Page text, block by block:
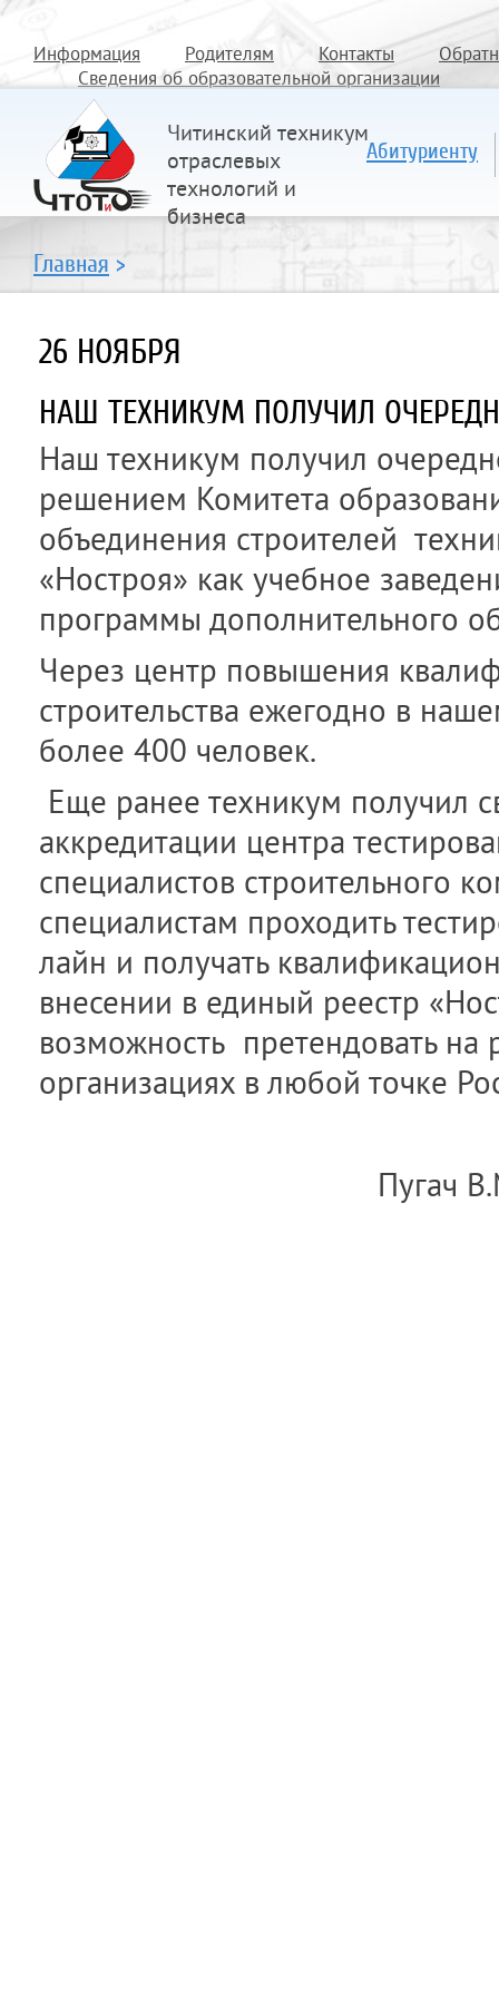
Информация Родителям Контакты
Сведения об образовательной организации
Читинский техникум
отраслевых
технологий и
бизнеса
Абитуриенту
Главная >
26 НОЯБРЯ
НАШ ТЕХНИКУМ ПОЛУЧИЛ
Наш техникум получил
решением Комитета
объединения строителей
«Ностроя» как учебное
программы дополнительного
Через центр повышения
строительства ежегодно в
более 400 человек.
Еще ранее техникум получил
аккредитации центра
специалистов строительного
специалистам проходить
лайн и получать
внесении в единый реестр
возможность претендовать на
организациях в любой точке
Пугач